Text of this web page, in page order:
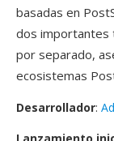
basadas en
dos importantes
por separado,
ecosistemas
Desarrollador: